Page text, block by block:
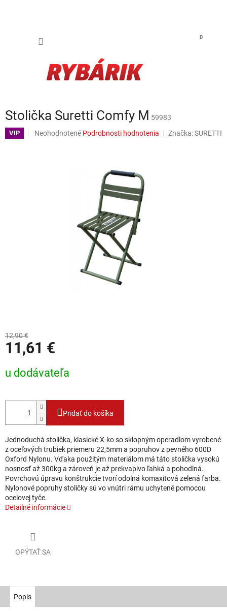
0
Stolička Suretti Comfy M 59983
VIP Priemerné hodnotenie produktu je 0,0 z 5 hviezdičiek.
Neohodnotené Podrobnosti hodnotenia Značka:SURETTI
12,90 €
11,61 €
u dodávateľa
Pridať do košíka
Jednoduchá stolička, klasické X-ko so sklopným operadlom vyrobené
z oceľových trubiek priemeru 22,5mm a popruhov z pevného 600D
Oxford Nylonu. Vďaka použitým materiálom má táto stolička vysokú
nosnosť až 300kg a zároveň je až prekvapivo ľahká a pohodlná.
Povrchovú úpravu konštrukcie tvorí odolná komaxitová zelená farba.
Nylonové popruhy stoličky sú vo vnútri rámu uchytené pomocou
ocelovej tyče.
Detailné informácie
OPÝTAŤ SA
Popis